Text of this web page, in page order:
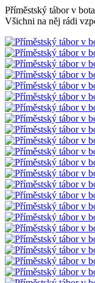
Příměstský tábor v
Všichni na něj rádi